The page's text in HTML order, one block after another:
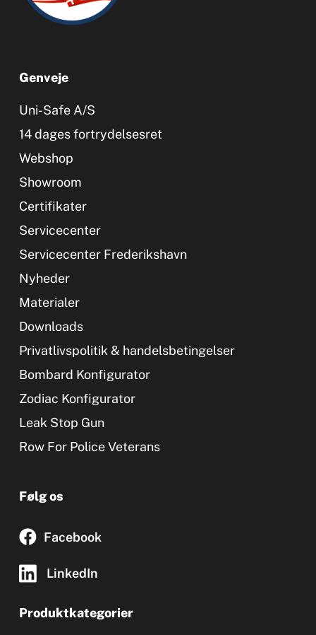
Genveje
Uni-Safe A/S
14 dages fortrydelsesret
Webshop
Showroom
Certifikater
Servicecenter
Servicecenter Frederikshavn
Nyheder
Materialer
Downloads
Privatlivspolitik & handelsbetingelser
Bombard Konfigurator
Zodiac Konfigurator
Leak Stop Gun
Row For Police Veterans
Følg os
Facebook
LinkedIn
Produktkategorier